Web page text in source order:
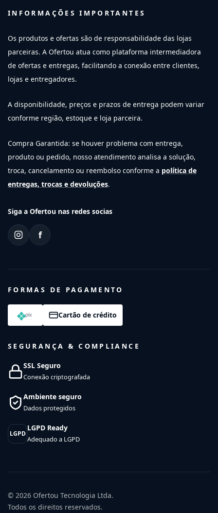
INFORMAÇÕES IMPORTANTES
Os produtos e ofertas são de responsabilidade das lojas
parceiras. A Ofertou atua como plataforma intermediadora
de ofertas e entregas, facilitando a conexão entre clientes,
lojas e entregadores.
A disponibilidade, preços e prazos de entrega podem variar
conforme região, estoque e loja parceira.
Compra Garantida: se houver problema com entrega,
produto ou pedido, nosso atendimento analisa a solução,
troca, cancelamento ou reembolso conforme a política de
entregas, trocas e devoluções.
Siga a Ofertou nas redes socias
f
FORMAS DE PAGAMENTO
Cartão de crédito
SEGURANÇA & COMPLIANCE
SSL Seguro
Conexão criptografada
Ambiente seguro
Dados protegidos
LGPD
LGPD Ready
Adequado a LGPD
© 2026 Ofertou Tecnologia Ltda.
Todos os direitos reservados.